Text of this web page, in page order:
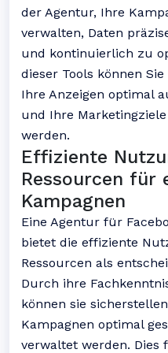
der Agentur, Ihre
verwalten, Daten
und kontinuierlich zu
dieser Tools können
Ihre Anzeigen optimal
und Ihre
werden.
Effiziente
Ressourcen für
Kampagnen
Eine Agentur für
bietet die effiziente
Ressourcen als
Durch ihre
können sie
Kampagnen optimal
verwaltet werden. Dies